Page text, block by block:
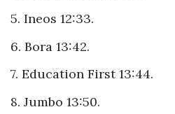
5. Ineos 12:33.
6. Bora 13:42.
7. Education First 13:44.
8. Jumbo 13:50.